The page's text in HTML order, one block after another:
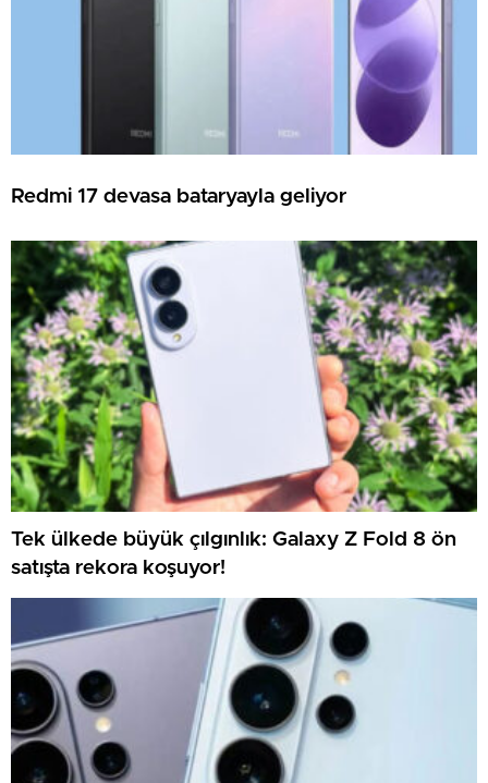
Redmi 17 devasa bataryayla geliyor
Tek ülkede büyük çılgınlık: Galaxy Z Fold 8 ön
satışta rekora koşuyor!